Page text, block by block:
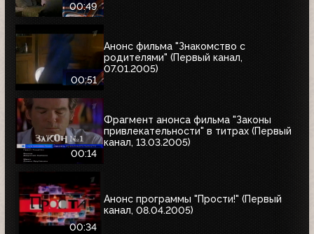
00:49
00:51
Анонс фильма "Знакомство с
родителями" (Первый канал,
07.01.2005)
00:14
Фрагмент анонса фильма "Законы
привлекательности" в титрах (Первый
канал, 13.03.2005)
00:34
Анонс программы "Прости!" (Первый
канал, 08.04.2005)